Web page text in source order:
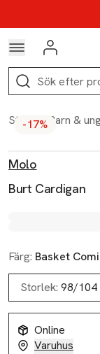
Hoppa till
Logga in
Sök
Start / Barn &
-17%
Molo
Burt Cardigan
Färg: Basket
Storlek: 98/104
Online
Varuhus